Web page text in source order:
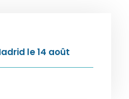
le 14 août